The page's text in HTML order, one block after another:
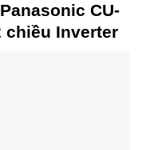
CU-
chiều Inverter